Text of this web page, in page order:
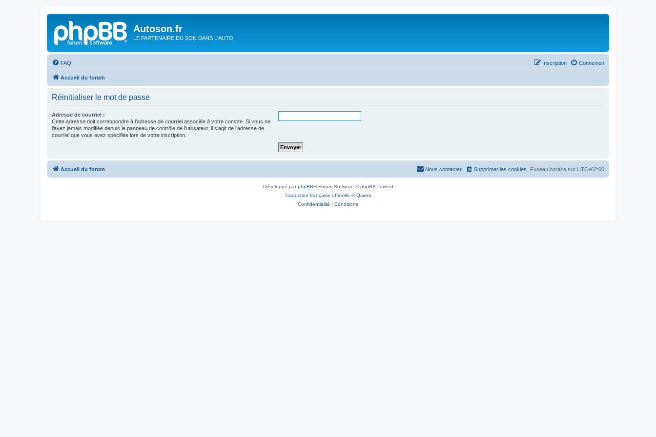
Autoson.fr
LE PARTENAIRE DU SON DANS L'AUTO
FAQ Connexion
Inscription
Accueil du forum
Réinitialiser le mot de passe
Adresse de courriel :
Cette adresse doit correspondre à l’adresse de courriel associée à votre compte. Si vous ne
l’avez jamais modifiée depuis le panneau de contrôle de l’utilisateur, il s’agit de l’adresse de
courriel que vous avez spécifiée lors de votre inscription.
Accueil du forum Fuseau horaire sur UTC+02:00
Supprimer les cookies
Nous contacter
Développé parphpBB® Forum Software © phpBB Limited
Traduction française officielle ©Qiaeru
Confidentialité | Conditions